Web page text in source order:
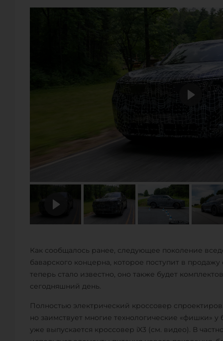
Как сообщалось ранее, следующее поколение
баварского концерна, которое поступит в
теперь стало известно, оно также будет
сегодняшний день.
Полностью электрический кроссовер
но заимствует многие технологические «фишки»
уже выпускается кроссовер iX3 (см. видео). В